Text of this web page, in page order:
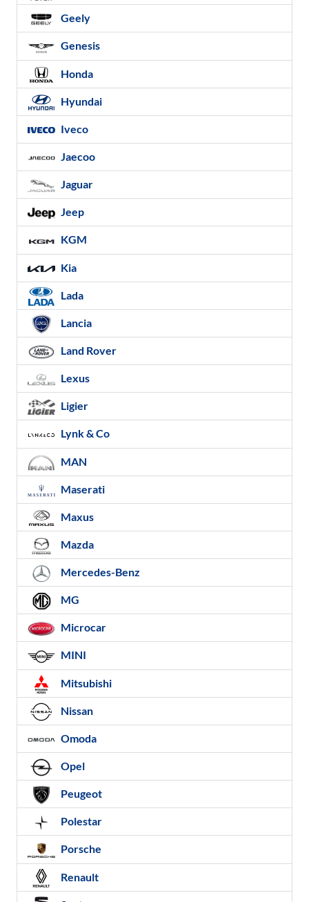
Geely
Genesis
Honda
Hyundai
Iveco
Jaecoo
Jaguar
Jeep
KGM
Kia
Lada
Lancia
Land Rover
Lexus
Ligier
Lynk & Co
MAN
Maserati
Maxus
Mazda
Mercedes-Benz
MG
Microcar
MINI
Mitsubishi
Nissan
Omoda
Opel
Peugeot
Polestar
Porsche
Renault